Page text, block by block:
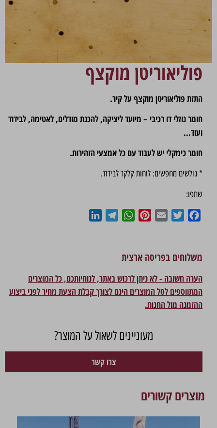
פוליאוריטן מוקצף
התזת פוליאוריטן מוקצף על קיר.
חומר נוזלי דו רכיבי – מיועד ליציקה, להכנת מודלים, לאטימה, לבידוד
ועוד…
חומר כימקלי יש לעבוד עם כל אמצעי הזהירות.
* גולשים מחפשים: לוחות קלקר לבידוד.
שתפו:
Facebook
Twitter
Email
Pinterest
WhatsApp
Telegram
משלוחים בפריסה ארצית
הערה חשובה - לא ניתן לרכוש באתר, לנוחיותכם, כל המוצרים
המתווספים לסל המוצרים הינם לצורך קבלת הצעת מחיר לפני ביצוע
ההזמנה מול החנות.
מעוניינים לשאול על המוצר?
צרו קשר
מוצרים קשורים